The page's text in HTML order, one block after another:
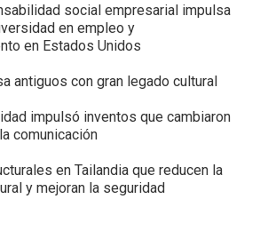
social empresarial impulsa
en empleo y
en Estados Unidos
antiguos con gran legado cultural
impulsó inventos que cambiaron
comunicación
en Tailandia que reducen la
y mejoran la seguridad